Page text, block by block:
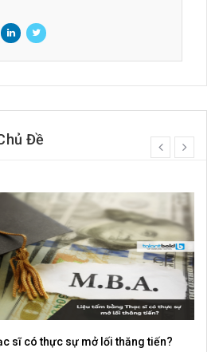
Đề
sĩ có thực sự mở lối thăng tiến?
prev